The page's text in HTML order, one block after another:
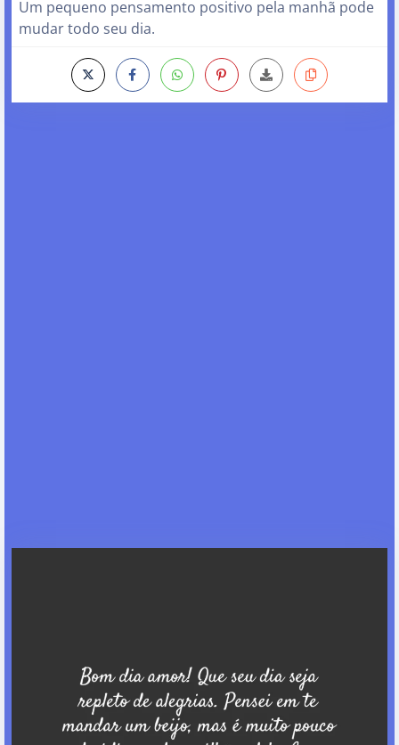
Um pequeno pensamento positivo pela manhã pode
mudar todo seu dia.